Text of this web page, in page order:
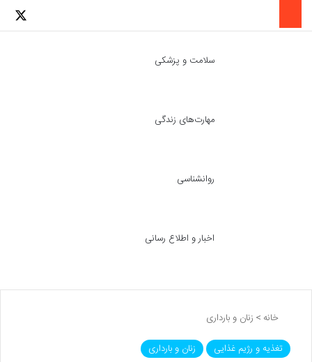
لینکدین
سلامت و پزشکی
مهارت‌های زندگی
روانشناسی
اخبار و اطلاع رسانی
خانه > زنان و بارداری
تغذیه و رژیم غذایی
زنان و بارداری